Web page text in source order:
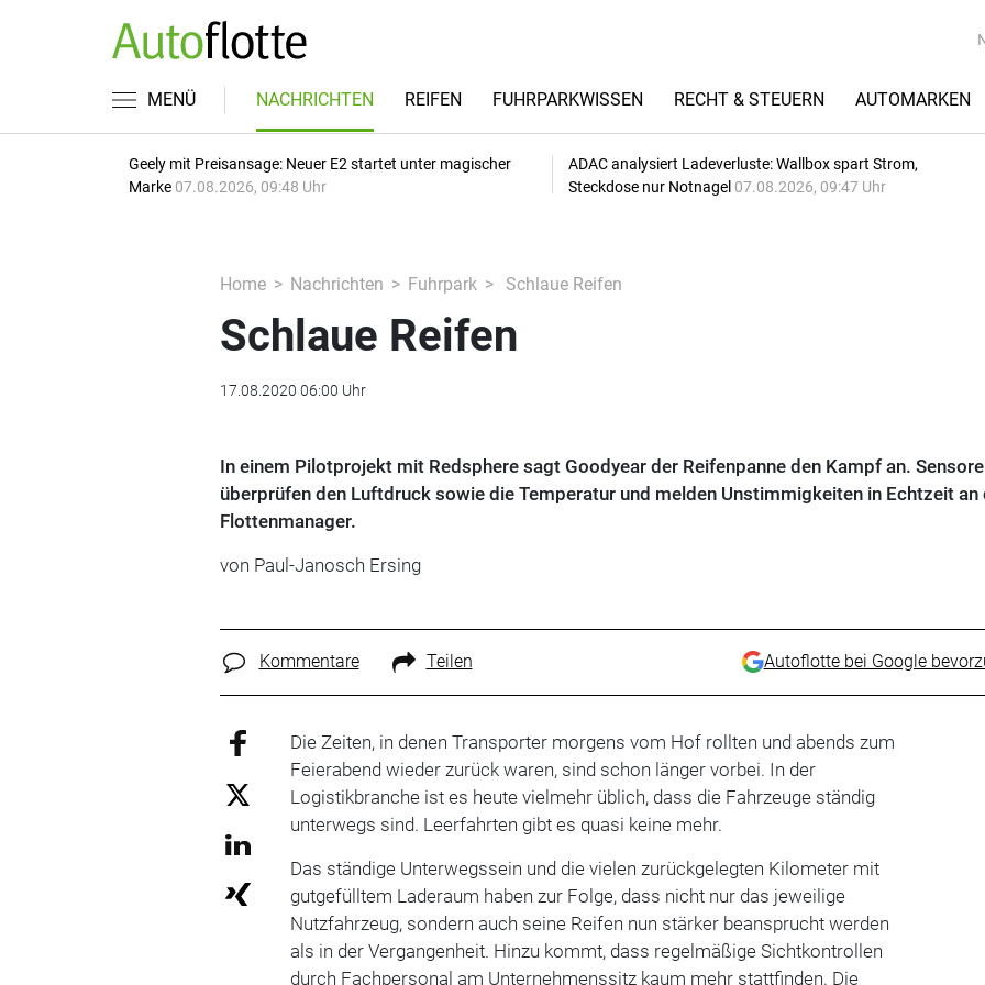
MENÜ NACHRICHTEN REIFEN FUHRPARKWISSEN RECHT & STEUERN AUTOMARKEN
Geely mit Preisansage: Neuer E2 startet unter magischer
Marke 07.08.2026, 09:48 Uhr
ADAC analysiert Ladeverluste: Wallbox spart Strom,
Steckdose nur Notnagel 07.08.2026, 09:47 Uhr
Home Nachrichten Fuhrpark Schlaue Reifen
Schlaue Reifen
17.08.2020 06:00 Uhr
In einem Pilotprojekt mit Redsphere sagt Goodyear der Reifenpanne den Kampf an.
überprüfen den Luftdruck sowie die Temperatur und melden Unstimmigkeiten in Echtzeit an
Flottenmanager.
von Paul-Janosch Ersing
Kommentare Teilen Autoflotte bei Google
Die Zeiten, in denen Transporter morgens vom Hof rollten und abends zum
Feierabend wieder zurück waren, sind schon länger vorbei. In der
Logistikbranche ist es heute vielmehr üblich, dass die Fahrzeuge ständig
unterwegs sind. Leerfahrten gibt es quasi keine mehr.
Das ständige Unterwegssein und die vielen zurückgelegten Kilometer mit
gutgefülltem Laderaum haben zur Folge, dass nicht nur das jeweilige
Nutzfahrzeug, sondern auch seine Reifen nun stärker beansprucht werden
als in der Vergangenheit. Hinzu kommt, dass regelmäßige Sichtkontrollen
durch Fachpersonal am Unternehmenssitz kaum mehr stattfinden. Die